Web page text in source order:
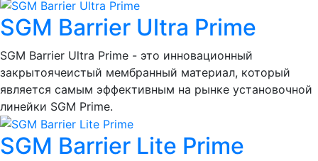
SGM Barrier Ultra Prime
SGM Barrier Ultra Prime - это инновационный
закрытоячеистый мембранный материал, который
является самым эффективным на рынке установочной
линейки SGM Prime.
SGM Barrier Lite Prime